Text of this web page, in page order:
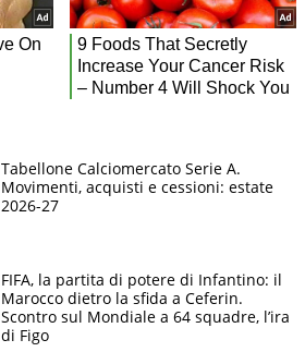
Tabellone Calciomercato Serie A.
Movimenti, acquisti e cessioni: estate
2026-27
FIFA, la partita di potere di Infantino: il
Marocco dietro la sfida a Ceferin.
Scontro sul Mondiale a 64 squadre, l’ira
di Figo